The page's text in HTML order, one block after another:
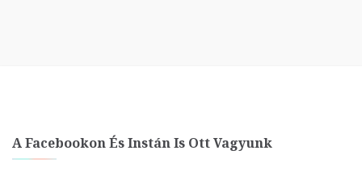
A Facebookon És Instán Is Ott Vagyunk